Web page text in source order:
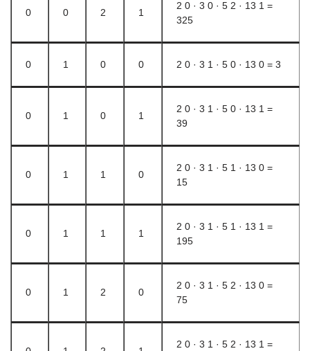
0 0 2 1
2 0 · 3 0 · 5 2 · 13 1 =
325
0 1 0 0 2 0 · 3 1 · 5 0 · 13 0 = 3
0 1 0 1
2 0 · 3 1 · 5 0 · 13 1 =
39
0 1 1 0
2 0 · 3 1 · 5 1 · 13 0 =
15
0 1 1 1
2 0 · 3 1 · 5 1 · 13 1 =
195
0 1 2 0
2 0 · 3 1 · 5 2 · 13 0 =
75
2 0 · 3 1 · 5 2 · 13 1 =